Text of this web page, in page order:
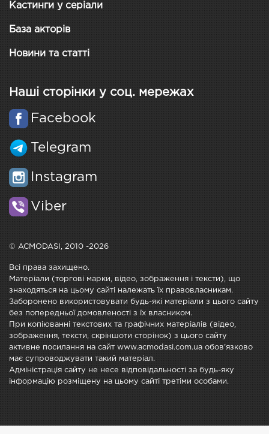
Кастинги у серіали
База акторів
Новини та статті
Наші сторінки у соц. мережах
Facebook
Telegram
Instagram
Viber
© ACMODASI, 2010 -2026
Всі права захищено.
Матеріали (торгові марки, відео, зображення і тексти), що
знаходяться на цьому сайті належать їх правовласникам.
Заборонено використовувати будь-які матеріали з цього сайту
без попередньої домовленості з їх власником.
При копіюванні текстових та графічних матеріалів (відео,
зображення, тексти, скріншоти сторінок) з цього сайту
активне посилання на сайт www.acmodasi.com.ua обов'язково
має супроводжувати такий матеріал.
Адміністрація сайту не несе відповідальності за будь-яку
інформацію розміщену на цьому сайті третіми особами.